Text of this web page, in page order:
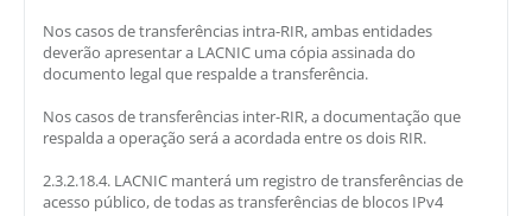
Nos casos de transferências intra-RIR, ambas entidades
deverão apresentar a LACNIC uma cópia assinada do
documento legal que respalde a transferência.
Nos casos de transferências inter-RIR, a documentação que
respalda a operação será a acordada entre os dois RIR.
2.3.2.18.4. LACNIC manterá um registro de transferências de
acesso público, de todas as transferências de blocos IPv4